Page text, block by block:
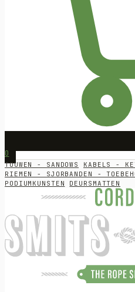
0
TOUWEN - SANDOWS KABELS -
RIEMEN - SJORBANDEN -
PODIUMKUNSTEN
DEURSMATTEN